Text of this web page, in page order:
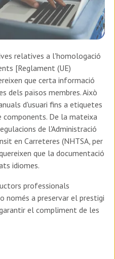
relatives a l'homologació
[Reglament (UE)
que certa informació
dels països membres. Això
d'usuari fins a etiquetes
components. De la mateixa
de l'Administració
en Carreteres (NHTSA, per
que la documentació
idiomes.
professionals
només a preservar el prestigi
el compliment de les